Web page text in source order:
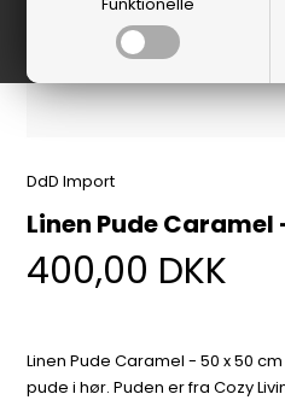
DdD Import
Linen Pude Caramel
400,00 DKK
Linen Pude Caramel - 50 x 50
pude i hør. Puden er fra Cozy